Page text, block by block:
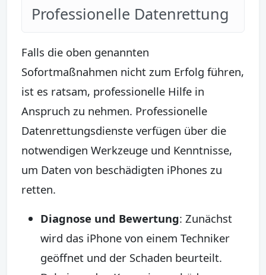
Professionelle Datenrettung
Falls die oben genannten
Sofortmaßnahmen nicht zum Erfolg führen,
ist es ratsam, professionelle Hilfe in
Anspruch zu nehmen. Professionelle
Datenrettungsdienste verfügen über die
notwendigen Werkzeuge und Kenntnisse,
um Daten von beschädigten iPhones zu
retten.
Diagnose und Bewertung: Zunächst
wird das iPhone von einem Techniker
geöffnet und der Schaden beurteilt.